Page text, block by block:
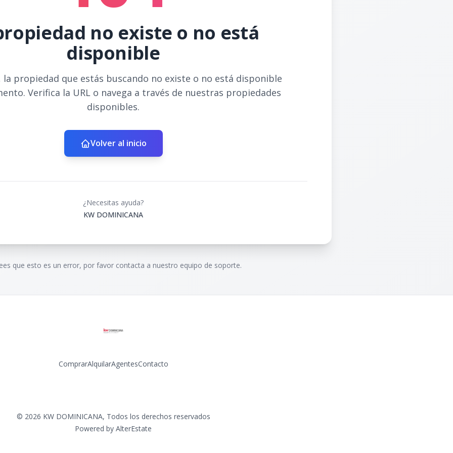
no existe o no está
disponible
propiedad que estás buscando no existe o no está disponible
Verifica la URL o navega a través de nuestras propiedades
disponibles.
Volver al inicio
¿Necesitas ayuda?
KW DOMINICANA
que esto es un error, por favor contacta a nuestro equipo de soporte.
ComprarAlquilarAgentesContacto
© 2026 KW DOMINICANA, Todos los derechos reservados
Powered by AlterEstate